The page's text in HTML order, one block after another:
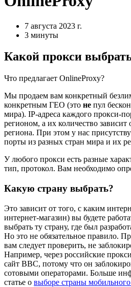
7 августа 2023 г.
3 минуты
Какой прокси
Что предлагает OnlineProxy?
Мы продаем вам конкретный
конкретным ГЕО (это не пул
мира). IP-адреса каждого прокси-
регионом, а их количество зависит
региона. При этом у нас
порты из разных стран мира и их
У любого прокси есть разные
тип, протокол. Вам необходимо
Какую страну выбрать?
Это зависит от того, с каким
интернет-магазин) вы будете
выбрать ту страну, где был
Но это не обязательное правило.
вам следует проверить, не
Например, через российские
сайт BBC, потому что он
сотовыми операторами. Больше
статье о выборе страны